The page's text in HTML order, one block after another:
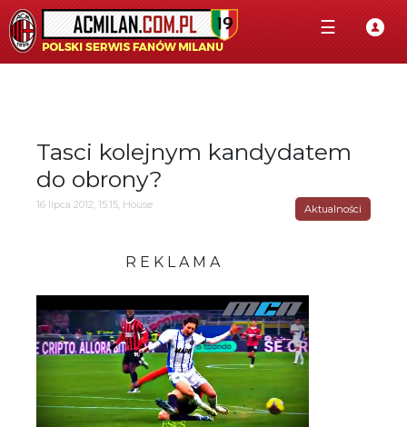
☰
Tasci kolejnym kandydatem
do obrony?
16 lipca 2012, 15:15, House Aktualności
R E K L A M A